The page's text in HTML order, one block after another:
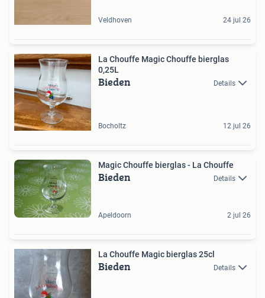
Veldhoven 24 jul 26
La Chouffe Magic Chouffe bierglas
0,25L
Bieden Details
Bocholtz 12 jul 26
Magic Chouffe bierglas - La Chouffe
Bieden Details
Apeldoorn 2 jul 26
La Chouffe Magic bierglas 25cl
Bieden Details